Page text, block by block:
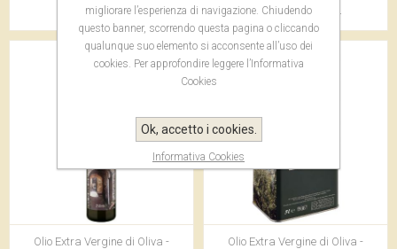
Bottiglia da 750 ml. Bottiglia da 500 ml.
Olio Extra Vergine di Oliva -
Olio Extra Vergine di Oliva -
migliorare l’esperienza di navigazione. Chiudendo
questo banner, scorrendo questa pagina o cliccando
qualunque suo elemento si acconsente all’uso dei
cookies. Per approfondire leggere l’Informativa
Cookies
Ok, accetto i cookies.
Informativa Cookies